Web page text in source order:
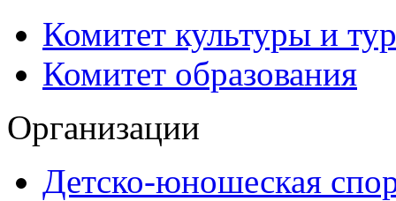
Комитет культуры и
Комитет образования
Организации
Детско-юношеская